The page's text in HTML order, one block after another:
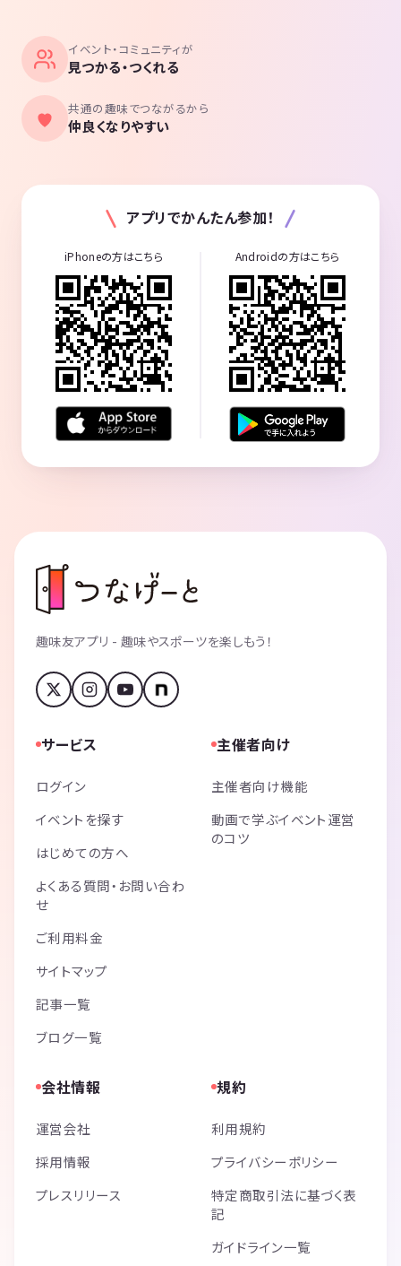
イベント・コミュニティが
見つかる・つくれる
共通の趣味でつながるから
仲良くなりやすい
アプリでかんたん参加！
iPhoneの方はこちら Androidの方はこちら
趣味友アプリ - 趣味やスポーツを楽しもう！
サービス
ログイン
イベントを探す
はじめての方へ
よくある質問・お問い合わ
せ
ご利用料金
サイトマップ
記事一覧
ブログ一覧
主催者向け
主催者向け機能
動画で学ぶイベント運営
のコツ
会社情報
運営会社
採用情報
プレスリリース
規約
利用規約
プライバシーポリシー
特定商取引法に基づく表
記
ガイドライン一覧